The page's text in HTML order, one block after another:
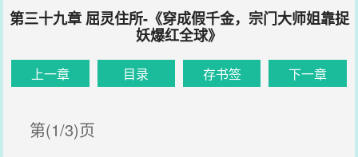
第三十九章 屈灵住所-《穿成假千金，宗门大师姐靠捉
妖爆红全球》
上一章 目录 存书签 下一章
第(1/3)页